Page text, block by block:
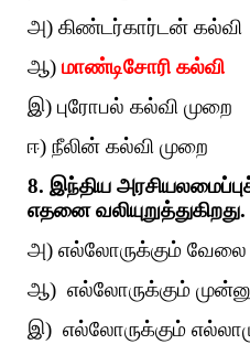
அ) கிண்டர்கார்டன் கல்வி
ஆ) மாண்டிசோரி கல்வி
இ) புரோபல் கல்வி முறை
ஈ) நீலின் கல்வி முறை
8. இந்திய
எதனை வலியுறுத்துகிறது.
அ) எல்லோருக்கும் வேலை
ஆ) எல்லோருக்கும்
இ) எல்லோருக்கும்